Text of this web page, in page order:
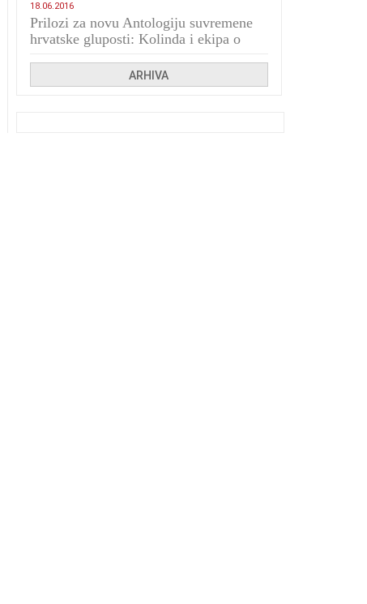
18.06.2016
Prilozi za novu Antologiju suvremene
hrvatske gluposti: Kolinda i ekipa o
ARHIVA